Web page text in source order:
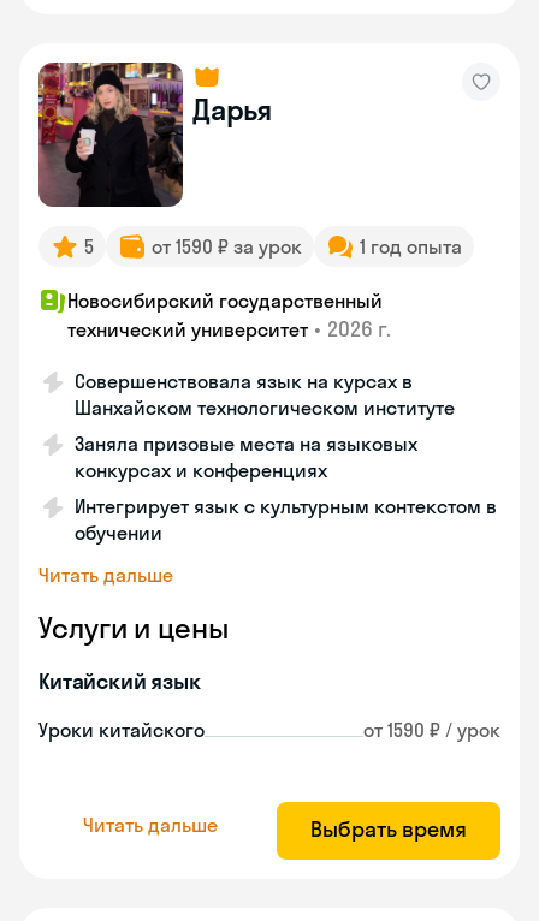
Дарья
5 от 1590 ₽ за урок 1 год опыта
Новосибирский государственный
технический университет • 2026 г.
Совершенствовала язык на курсах в
Шанхайском технологическом институте
Заняла призовые места на языковых
конкурсах и конференциях
Интегрирует язык с культурным контекстом в
обучении
Читать дальше
Услуги и цены
Китайский язык
Уроки китайского от 1590 ₽ / урок
Читать дальше Выбрать время